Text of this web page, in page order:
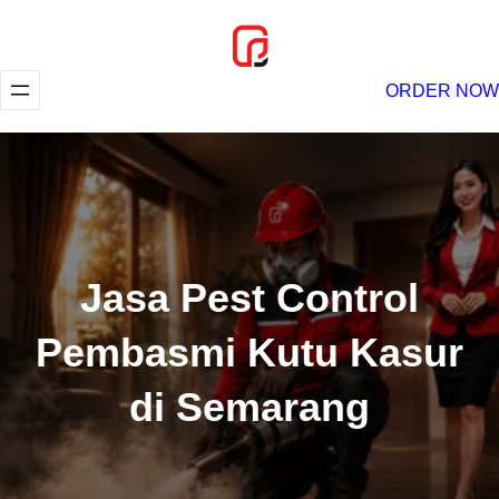
konten
ORDER NOW
Jasa Pest Control
Pembasmi Kutu Kasur
di Semarang